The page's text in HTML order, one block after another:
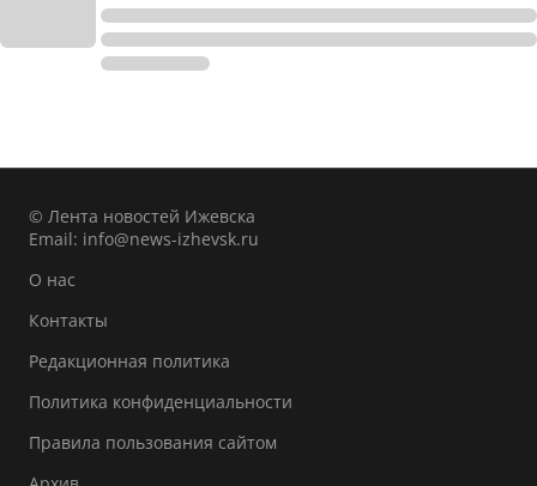
© Лента новостей Ижевска
Email: info@news-izhevsk.ru
О нас
Контакты
Редакционная политика
Политика конфиденциальности
Правила пользования сайтом